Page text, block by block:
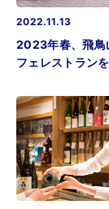
2022.11.13
2023年春、飛鳥
フェレストラン